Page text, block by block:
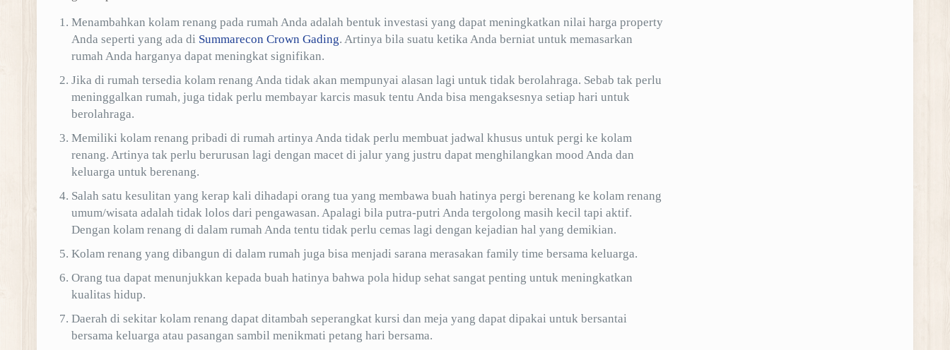
Menambahkan kolam renang pada rumah Anda adalah bentuk investasi yang dapat meningkatkan nilai harga property
Anda seperti yang ada di Summarecon Crown Gading. Artinya bila suatu ketika Anda berniat untuk memasarkan
rumah Anda harganya dapat meningkat signifikan.
Jika di rumah tersedia kolam renang Anda tidak akan mempunyai alasan lagi untuk tidak berolahraga. Sebab tak perlu
meninggalkan rumah, juga tidak perlu membayar karcis masuk tentu Anda bisa mengaksesnya setiap hari untuk
berolahraga.
Memiliki kolam renang pribadi di rumah artinya Anda tidak perlu membuat jadwal khusus untuk pergi ke kolam
renang. Artinya tak perlu berurusan lagi dengan macet di jalur yang justru dapat menghilangkan mood Anda dan
keluarga untuk berenang.
Salah satu kesulitan yang kerap kali dihadapi orang tua yang membawa buah hatinya pergi berenang ke kolam renang
umum/wisata adalah tidak lolos dari pengawasan. Apalagi bila putra-putri Anda tergolong masih kecil tapi aktif.
Dengan kolam renang di dalam rumah Anda tentu tidak perlu cemas lagi dengan kejadian hal yang demikian.
Kolam renang yang dibangun di dalam rumah juga bisa menjadi sarana merasakan family time bersama keluarga.
Orang tua dapat menunjukkan kepada buah hatinya bahwa pola hidup sehat sangat penting untuk meningkatkan
kualitas hidup.
Daerah di sekitar kolam renang dapat ditambah seperangkat kursi dan meja yang dapat dipakai untuk bersantai
bersama keluarga atau pasangan sambil menikmati petang hari bersama.